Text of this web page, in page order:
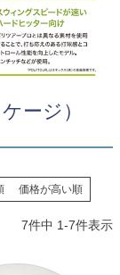
ージ）
価格が高い順
7件中 1-7件表示